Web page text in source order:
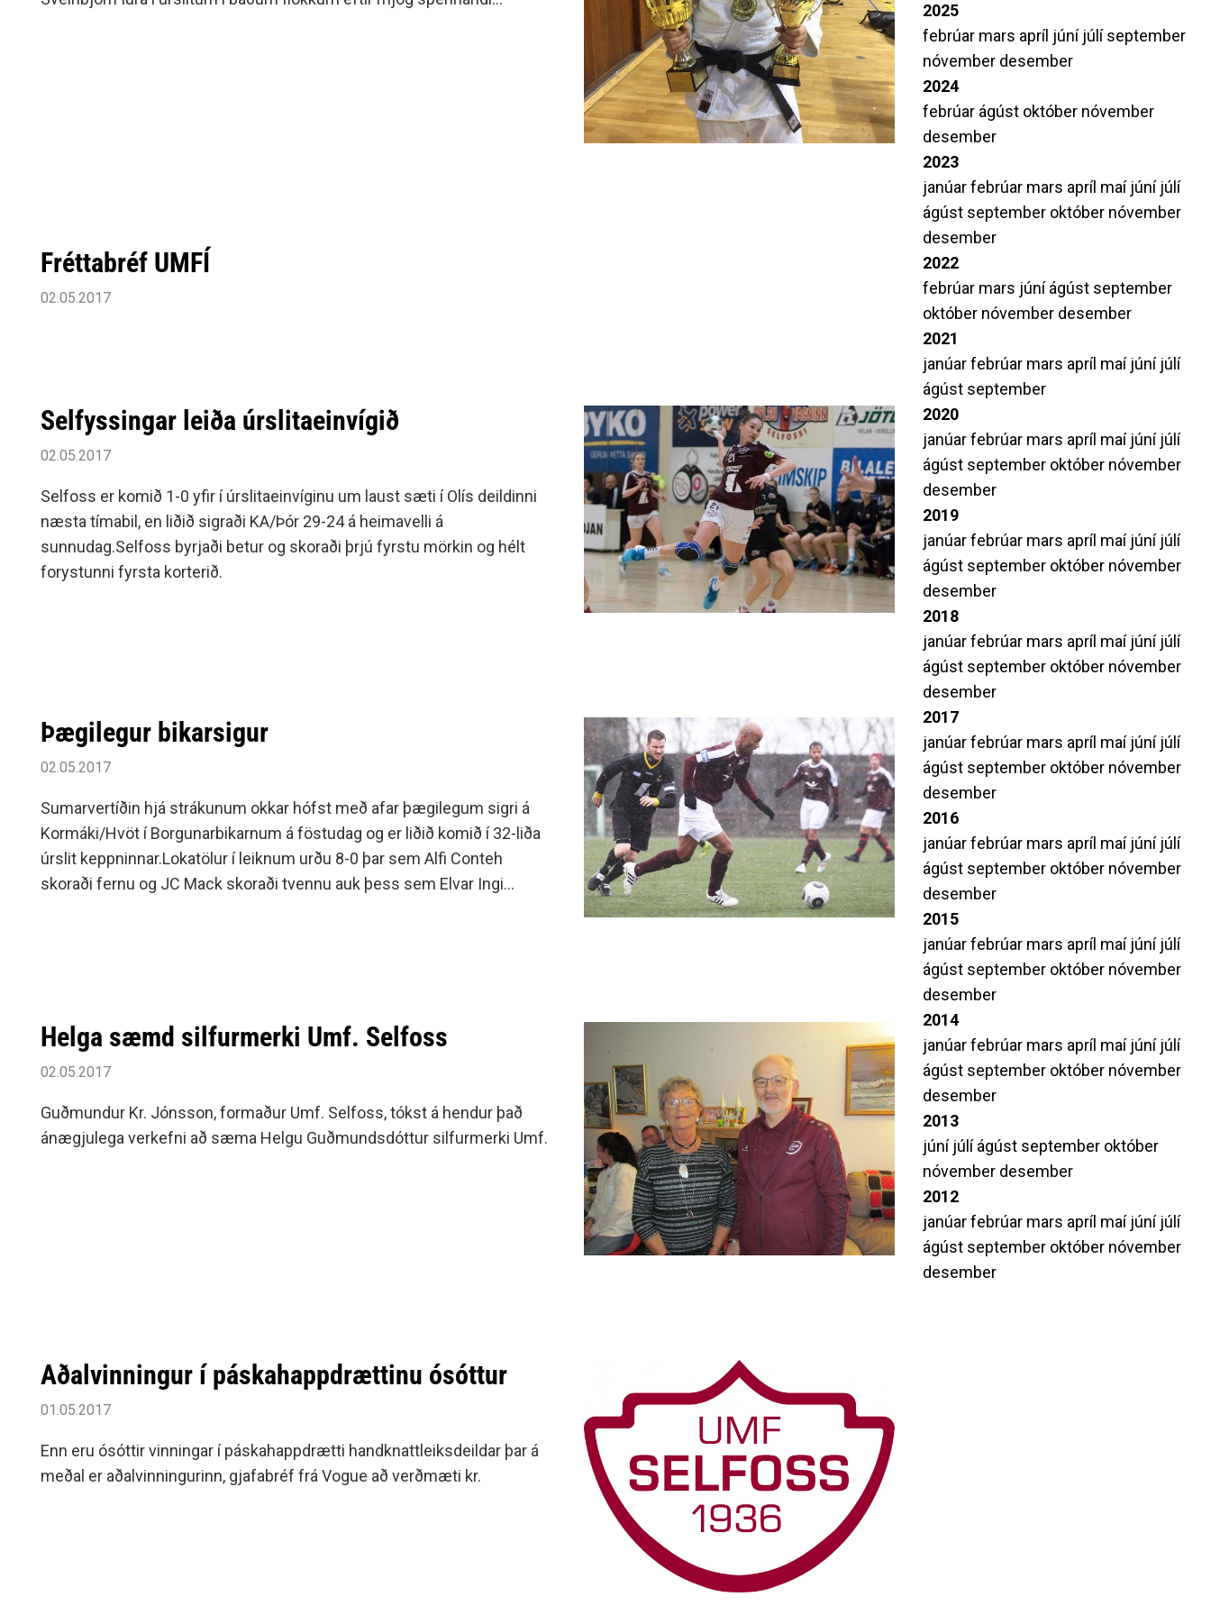
Siðareglur Umf. Selfoss
minjanefndar
Fréttabréf UMFÍ
02.05.2017
Selfyssingar leiða úrslitaeinvígið
02.05.2017
Selfoss er komið 1-0 yfir í úrslitaeinvíginu um laust sæti í Olís deildinni
næsta tímabil, en liðið sigraði KA/Þór 29-24 á heimavelli á
sunnudag.Selfoss byrjaði betur og skoraði þrjú fyrstu mörkin og hélt
forystunni fyrsta korterið.
Þægilegur bikarsigur
02.05.2017
Sumarvertíðin hjá strákunum okkar hófst með afar þægilegum sigri á
Kormáki/Hvöt í Borgunarbikarnum á föstudag og er liðið komið í 32-liða
úrslit keppninnar.Lokatölur í leiknum urðu 8-0 þar sem Alfi Conteh
skoraði fernu og JC Mack skoraði tvennu auk þess sem Elvar Ingi
Helga sæmd silfurmerki Umf. Selfoss
02.05.2017
Guðmundur Kr. Jónsson, formaður Umf. Selfoss, tókst á hendur það
ánægjulega verkefni að sæma Helgu Guðmundsdóttur silfurmerki Umf.
Aðalvinningur í páskahappdrættinu ósóttur
01.05.2017
Enn eru ósóttir vinningar í páskahappdrætti handknattleiksdeildar þar á
meðal er aðalvinningurinn, gjafabréf frá Vogue að verðmæti kr.
2025
febrúar mars apríl júní júlíseptember
nóvember desember
2024
febrúar ágúst október nóvember
desember
2023
janúarfebrúar mars apríl maí júní júlí
ágúst september október nóvember
desember
2022
febrúar mars júníágúst september
október nóvember desember
2021
janúarfebrúar mars apríl maí júní júlí
ágúst september
2020
janúarfebrúar mars apríl maí júní júlí
ágúst september október nóvember
desember
2019
janúarfebrúar mars apríl maí júní júlí
ágúst september október nóvember
desember
2018
janúarfebrúar mars apríl maí júní júlí
ágúst september október nóvember
desember
2017
janúarfebrúar mars apríl maí júní júlí
ágúst september október nóvember
desember
2016
janúarfebrúar mars apríl maí júní júlí
ágúst september október nóvember
desember
2015
janúarfebrúar mars apríl maí júní júlí
ágúst september október nóvember
desember
2014
janúarfebrúar mars apríl maí júní júlí
ágúst september október nóvember
desember
2013
júní júlíágúst september október
nóvember desember
2012
janúarfebrúar mars apríl maí júní júlí
ágúst september október nóvember
desember